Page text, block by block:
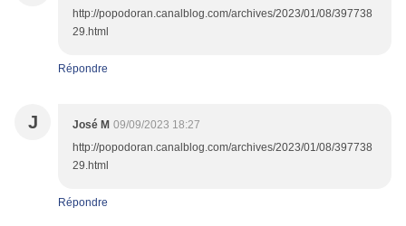
http://popodoran.canalblog.com/archives/2023/01/08/397738
29.html
Répondre
J José M 09/09/2023 18:27
http://popodoran.canalblog.com/archives/2023/01/08/397738
29.html
Répondre